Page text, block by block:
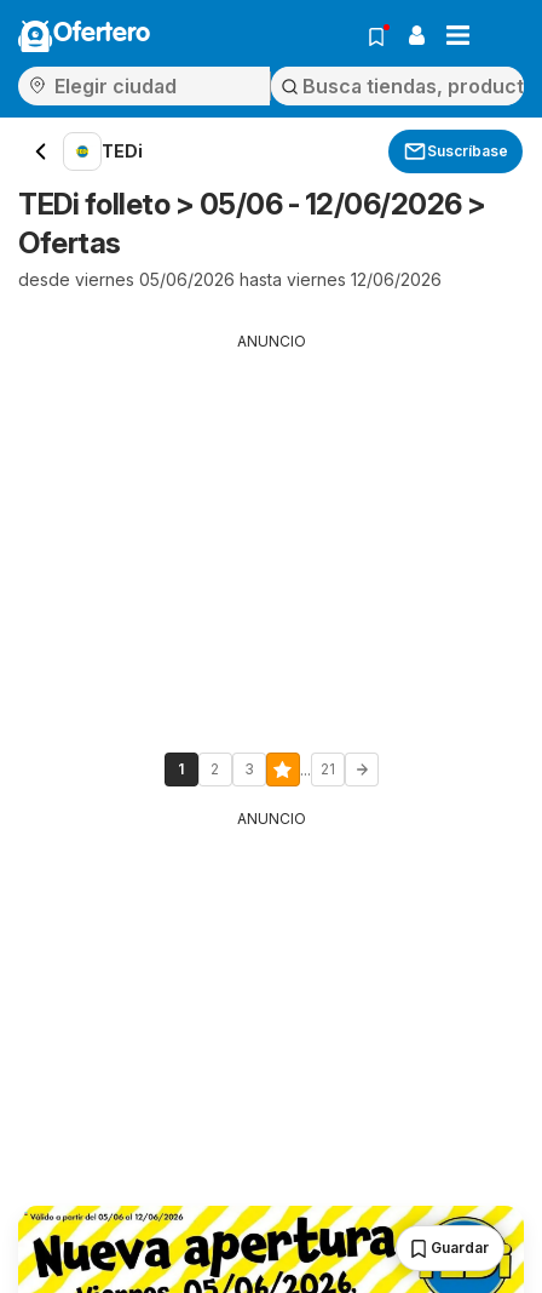
Ofertero
TEDi Suscríbase
TEDi folleto > 05/06 - 12/06/2026 >
Ofertas
desde viernes 05/06/2026 hasta viernes 12/06/2026
ANUNCIO
1 2 3 ... 21
ANUNCIO
Guardar